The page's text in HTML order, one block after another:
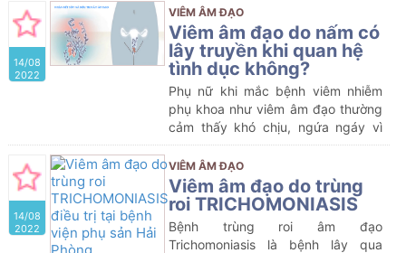
trong đó có nhiều loại bệnh lý có
thể gặp khi mang thai mà mẹ cần
hết sức lưu ý, trong đó có bệnh
viêm nhiễm phụ khoa, điển hình là
viêm âm đạo.
14/08
2022
VIÊM ÂM ĐẠO
Viêm âm đạo do nấm có
lây truyền khi quan hệ
tình dục không?
Phụ nữ khi mắc bệnh viêm nhiễm
phụ khoa như viêm âm đạo thường
cảm thấy khó chịu, ngứa ngáy vì
vậy chuyện sinh hoạt vợ chồng
cũng gặp trắc trở. Các chị em đều
thắc mắc liệu có nên chiều chồng
không, và khi “yêu”, bệnh viêm âm
14/08
2022
VIÊM ÂM ĐẠO
Viêm âm đạo do trùng
roi TRICHOMONIASIS
Bệnh trùng roi âm đạo
Trichomoniasis là bệnh lây qua